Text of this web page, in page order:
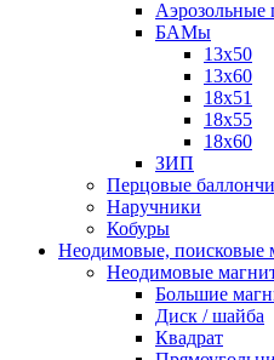
Аэрозольные
БАМы
13х50
13х60
18х51
18х55
18х60
ЗИП
Перцовые
Наручники
Кобуры
Неодимовые,
Неодимовые
Большие
Диск / шайба
Квадрат